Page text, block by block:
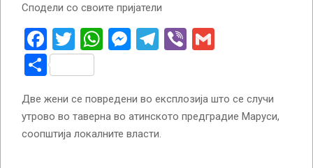
Сподели со своите пријатели
Facebook
Twitter
WhatsApp
Messenger
Telegram
Viber
Share
Две жени се повредени во експлозија што се случи
утрово во таверна во атинското предградие Маруси,
соопштија локалните власти.